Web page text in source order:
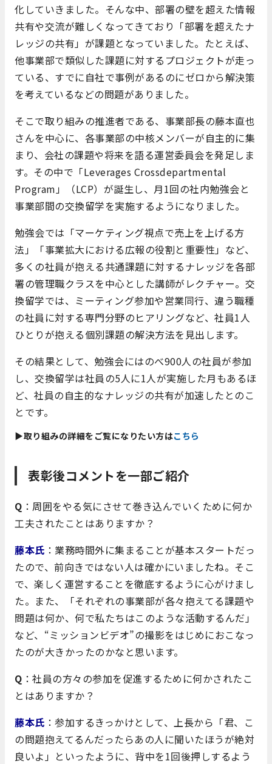
化していきました。そんな中、部署の壁を超えた情報
共有や交流が難しくなってきており「部署を超えたナ
レッジの共有」が課題となっていました。たとえば、
他事業部で類似した課題に対するプロジェクトが走っ
ている、すでに自社で事例があるのにゼロから解決策
を考えているなどの問題がありました。
そこで取り組みの推進者である、事業部長の藤本直也
さんを中心に、各事業部の中核メンバーが自主的に集
まり、会社の課題や将来を語る運営委員会を発足しま
す。その中で「Leverages Crossdepartmental
Program」（LCP）が誕生し、月1回の社内勉強会と
事業部間の交換留学を実施するようになりました。
勉強会では「マーケティング視点で売上を上げる方
法」「事業拡大における広報の役割と重要性」など、
多くの社員が抱える共通課題に対するナレッジを各部
署の管理職クラスを中心とした講師がレクチャー。交
換留学では、ミーティング参加や営業同行、違う職種
の社員に対する専門分野のヒアリングなど、社員1人
ひとりが抱える個別課題の解決方法を見出します。
その結果として、勉強会にはのべ900人の社員が参加
し、交換留学は社員の5人に1人が実施した月もあるほ
ど、社員の自主的なナレッジの共有が加速したとのこ
とです。
▶取り組みの詳細をご覧になりたい方はこちら
表彰後コメントを一部ご紹介
Q ：周囲をやる気にさせて巻き込んでいくために何か
工夫されたことはありますか？
藤本氏 ：業務時間外に集まることが基本スタートだっ
たので、前向きではない人は確かにいましたね。そこ
で、楽しく運営することを徹底するように心がけまし
た。また、「それぞれの事業部が各々抱えてる課題や
問題は何か、何で私たちはこのような活動するんだ」
など、“ミッションビデオ”の撮影をはじめにおこなっ
たのが大きかったのかなと思います。
Q ：社員の方々の参加を促進するために何かされたこ
とはありますか？
藤本氏 ：参加するきっかけとして、上長から「君、こ
の問題抱えてるんだったらあの人に聞いたほうが絶対
良いよ」といったように、背中を1回後押しするよう